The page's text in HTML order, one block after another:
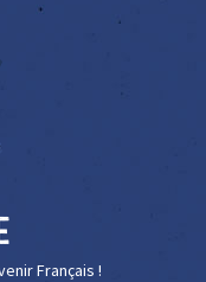
Français !